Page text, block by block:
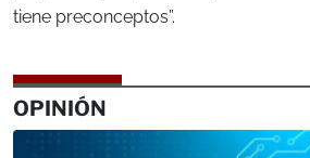
tiene preconceptos”.
OPINIÓN